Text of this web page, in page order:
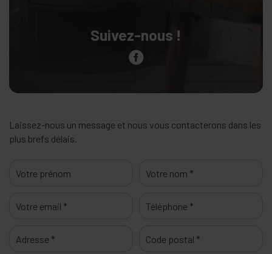
Suivez-nous !
Laissez-nous un message et nous vous contacterons dans les
plus brefs délais.